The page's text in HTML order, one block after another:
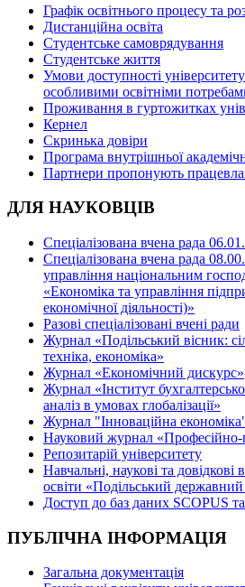
Графік освітнього процесу та
Дистанційна освіта
Студентське самоврядування
Студентське життя
Умови доступності
особливими освітніми
Проживання в гуртожитках
Кернел
Скринька довіри
Програма внутрішньої
Партнери пропонують
ДЛЯ НАУКОВЦІВ
Спеціалізована вчена рада
Спеціалізована вчена рада
управління національним
«Економіка та управління
економічної діяльності)»
Разові спеціалізовані вчені ради
Журнал «Подільський вісник:
техніка, економіка»
Журнал «Економічний дискурс»
Журнал «Інститут
аналіз в умовах глобалізації»
Журнал "Інноваційна
Науковий журнал «Професійно-
Репозитарій університету
Навчальні, наукові та
освіти «Подільський державний
Доступ до баз даних SCOPUS
ПУБЛІЧНА ІНФОРМАЦІЯ
Загальна документація